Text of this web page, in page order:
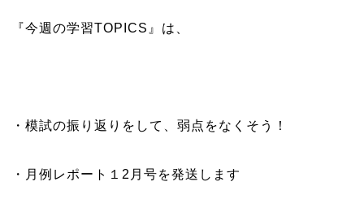
『今週の学習TOPICS』は、
・模試の振り返りをして、弱点をなくそう！
・月例レポート１2月号を発送します